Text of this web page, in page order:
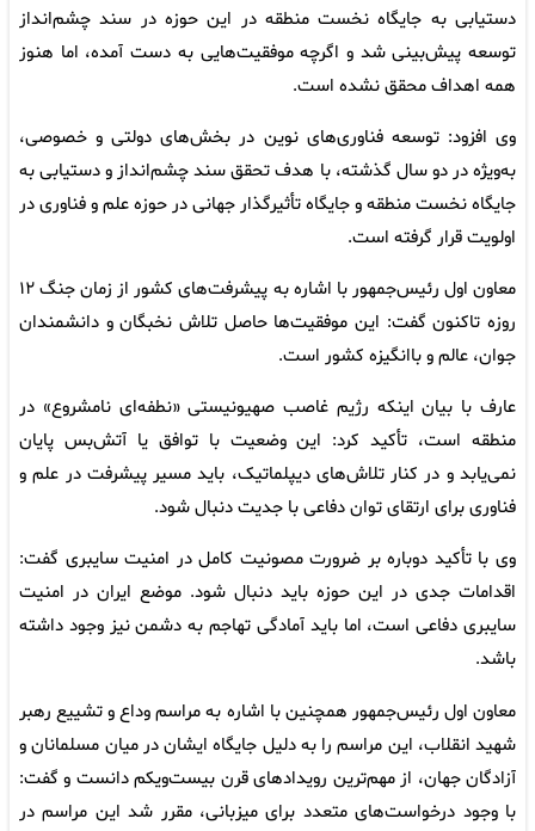
دستیابی به جایگاه نخست منطقه در این حوزه در سند چشم‌انداز
توسعه پیش‌بینی شد و اگرچه موفقیت‌هایی به دست آمده، اما هنوز
همه اهداف محقق نشده است.
وی افزود: توسعه فناوری‌های نوین در بخش‌های دولتی و خصوصی،
به‌ویژه در دو سال گذشته، با هدف تحقق سند چشم‌انداز و دستیابی به
جایگاه نخست منطقه و جایگاه تأثیرگذار جهانی در حوزه علم و فناوری در
اولویت قرار گرفته است.
معاون اول رئیس‌جمهور با اشاره به پیشرفت‌های کشور از زمان جنگ ۱۲
روزه تاکنون گفت: این موفقیت‌ها حاصل تلاش نخبگان و دانشمندان
جوان، عالم و باانگیزه کشور است.
عارف با بیان اینکه رژیم غاصب صهیونیستی «نطفه‌ای نامشروع» در
منطقه است، تأکید کرد: این وضعیت با توافق یا آتش‌بس پایان
نمی‌یابد و در کنار تلاش‌های دیپلماتیک، باید مسیر پیشرفت در علم و
فناوری برای ارتقای توان دفاعی با جدیت دنبال شود.
وی با تأکید دوباره بر ضرورت مصونیت کامل در امنیت سایبری گفت:
اقدامات جدی در این حوزه باید دنبال شود. موضع ایران در امنیت
سایبری دفاعی است، اما باید آمادگی تهاجم به دشمن نیز وجود داشته
باشد.
معاون اول رئیس‌جمهور همچنین با اشاره به مراسم وداع و تشییع رهبر
شهید انقلاب، این مراسم را به دلیل جایگاه ایشان در میان مسلمانان و
آزادگان جهان، از مهم‌ترین رویدادهای قرن بیست‌ویکم دانست و گفت:
با وجود درخواست‌های متعدد برای میزبانی، مقرر شد این مراسم در